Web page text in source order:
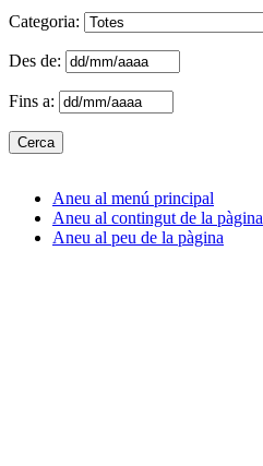
Categoria:
Des de:
Fins a:
Aneu al menú principal
Aneu al contingut de la pàgina
Aneu al peu de la pàgina